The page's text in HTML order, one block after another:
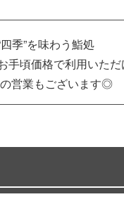
季”を味わう鮨処
頃価格で利用いただ
営業もございます◎